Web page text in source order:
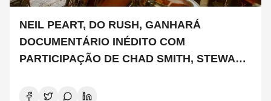
NEIL PEART, DO RUSH, GANHARÁ
DOCUMENTÁRIO INÉDITO COM
PARTICIPAÇÃO DE CHAD SMITH, STEWART